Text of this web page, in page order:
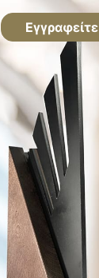
Εγγραφείτε